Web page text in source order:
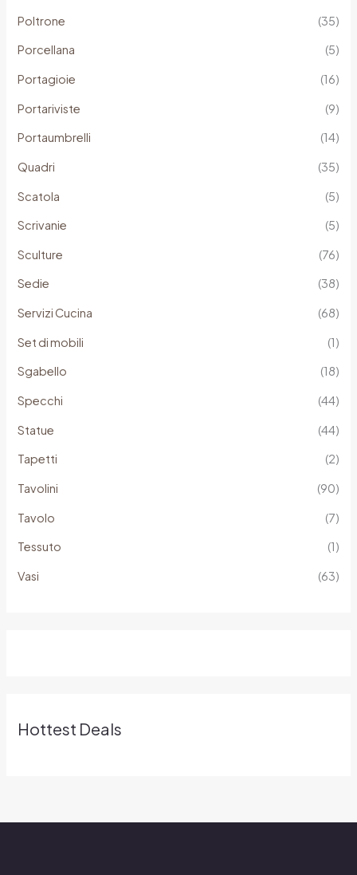
Poltrone (35)
Porcellana (5)
Portagioie (16)
Portariviste (9)
Portaumbrelli (14)
Quadri (35)
Scatola (5)
Scrivanie (5)
Sculture (76)
Sedie (38)
Servizi Cucina (68)
Set di mobili (1)
Sgabello (18)
Specchi (44)
Statue (44)
Tapetti (2)
Tavolini (90)
Tavolo (7)
Tessuto (1)
Vasi (63)
Hottest Deals